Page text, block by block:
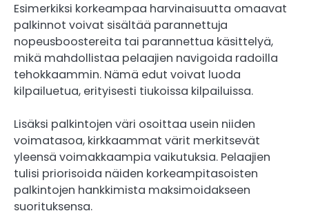
Esimerkiksi korkeampaa harvinaisuutta omaavat
palkinnot voivat sisältää parannettuja
nopeusboostereita tai parannettua käsittelyä,
mikä mahdollistaa pelaajien navigoida radoilla
tehokkaammin. Nämä edut voivat luoda
kilpailuetua, erityisesti tiukoissa kilpailuissa.
Lisäksi palkintojen väri osoittaa usein niiden
voimatasoa, kirkkaammat värit merkitsevät
yleensä voimakkaampia vaikutuksia. Pelaajien
tulisi priorisoida näiden korkeampitasoisten
palkintojen hankkimista maksimoidakseen
suorituksensa.